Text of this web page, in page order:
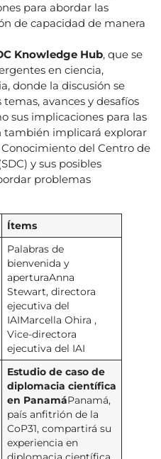
para abordar las
de capacidad de manera
Knowledge Hub, que se
en ciencia,
donde la discusión se
avances y desafíos
sus implicaciones para las
también implicará explorar
del Centro de
y sus posibles
problemas
Ítems
Palabras de
bienvenida y
aperturaAnna
Stewart, directora
ejecutiva del
IAIMarcella Ohira ,
Vice-directora
ejecutiva del IAI
Estudio de caso de
diplomacia científica
en PanamáPanamá,
país anfitrión de la
CoP31, compartirá su
experiencia en